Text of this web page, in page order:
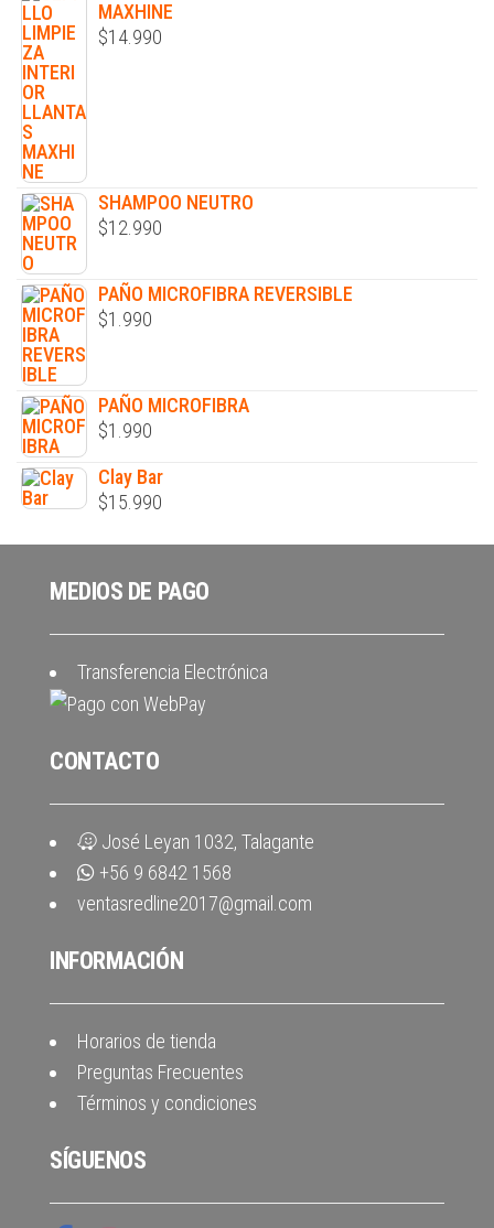
MAXHINE
$14.990
SHAMPOO NEUTRO
$12.990
PAÑO MICROFIBRA REVERSIBLE
$1.990
PAÑO MICROFIBRA
$1.990
Clay Bar
$15.990
MEDIOS DE PAGO
Transferencia Electrónica
CONTACTO
José Leyan 1032, Talagante
+56 9 6842 1568
ventasredline2017@gmail.com
INFORMACIÓN
Horarios de tienda
Preguntas Frecuentes
Términos y condiciones
SÍGUENOS